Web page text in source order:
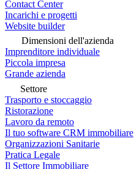
Contact Center
Incarichi e progetti
Website builder
Dimensioni dell'azienda
Imprenditore individuale
Piccola impresa
Grande azienda
Settore
Trasporto e stoccaggio
Ristorazione
Lavoro da remoto
Il tuo software CRM immobiliare
Organizzazioni Sanitarie
Pratica Legale
Il Settore Immobiliare